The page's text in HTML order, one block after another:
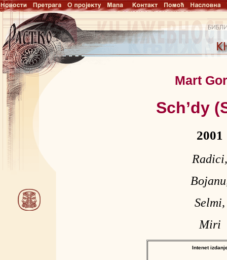
Mart
Sch’dy
2001
Radici,
Selmi,
Miri
Intenet